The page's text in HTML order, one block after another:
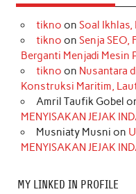
tikno on Soal Ikhlas,
tikno on Senja SEO,
Berganti Menjadi Mesin
tikno on Nusantara
Konstruksi Maritim,
Amril Taufik Gobel
MENYISAKAN JEJAK
Musniaty Musni on
MENYISAKAN JEJAK
MY LINKED IN PROFILE